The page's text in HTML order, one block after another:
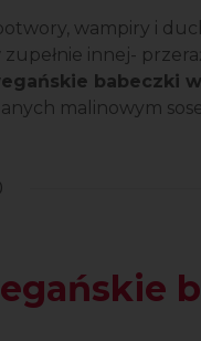
wampiry i
innej-
babeczki
malinowym